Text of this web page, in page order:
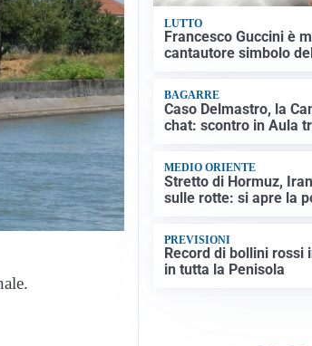
LUTTO
Francesco Guccini è
cantautore simbolo
BAGARRE
Caso Delmastro, la
chat: scontro in Aula
MEDIO ORIENTE
Stretto di Hormuz,
sulle rotte: si apre la
PREVISIONI
Record di bollini
in tutta la Penisola